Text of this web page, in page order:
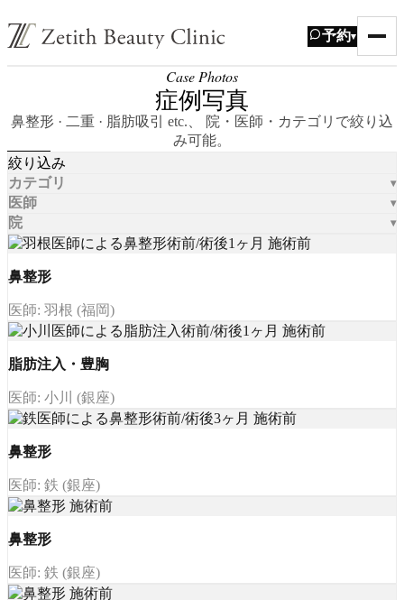
予約▾
Case Photos
症例写真
鼻整形 · 二重 · 脂肪吸引 etc.、 院・医師・カテゴリで絞り込
み可能。
絞り込み
カテゴリ
医師
院
鼻整形
医師: 羽根 (福岡)
脂肪注入・豊胸
医師: 小川 (銀座)
鼻整形
医師: 鉄 (銀座)
鼻整形
医師: 鉄 (銀座)